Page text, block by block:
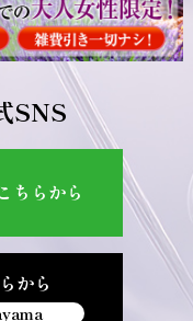
SNS
ちらから
から